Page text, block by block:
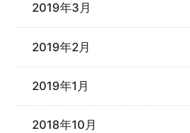
2019年3月
2019年2月
2019年1月
2018年10月